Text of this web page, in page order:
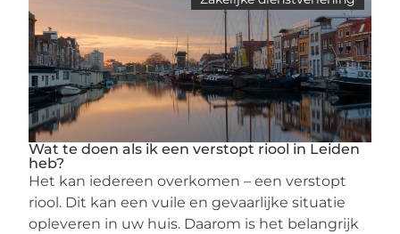
Wat te doen als ik een verstopt riool in Leiden
heb?
Het kan iedereen overkomen – een verstopt
riool. Dit kan een vuile en gevaarlijke situatie
opleveren in uw huis. Daarom is het belangrijk